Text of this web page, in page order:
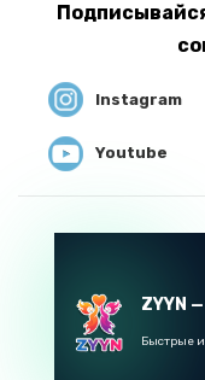
Instagram
Youtube